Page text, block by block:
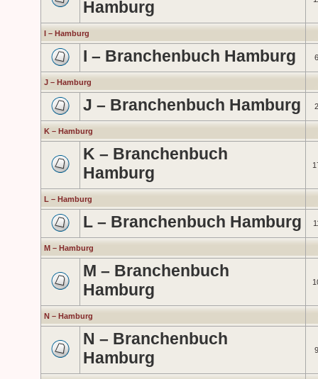
Hamburg
I – Hamburg
I – Branchenbuch Hamburg
J – Hamburg
J – Branchenbuch Hamburg
K – Hamburg
K – Branchenbuch
Hamburg
L – Hamburg
L – Branchenbuch Hamburg
M – Hamburg
M – Branchenbuch
Hamburg
N – Hamburg
N – Branchenbuch
Hamburg